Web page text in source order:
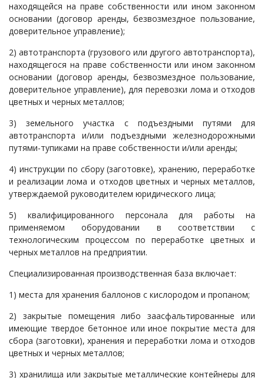
находящейся на праве собственности или ином законном
основании (договор аренды, безвозмездное пользование,
доверительное управление);
2) автотранспорта (грузового или другого автотранспорта),
находящегося на праве собственности или ином законном
основании (договор аренды, безвозмездное пользование,
доверительное управление), для перевозки лома и отходов
цветных и черных металлов;
3) земельного участка с подъездными путями для
автотранспорта и/или подъездными железнодорожными
путями-тупиками на праве собственности и/или аренды;
4) инструкции по сбору (заготовке), хранению, переработке
и реализации лома и отходов цветных и черных металлов,
утверждаемой руководителем юридического лица;
5) квалифицированного персонала для работы на
применяемом оборудовании в соответствии с
технологическим процессом по переработке цветных и
черных металлов на предприятии.
Специализированная производственная база включает:
1) места для хранения баллонов с кислородом и пропаном;
2) закрытые помещения либо заасфальтированные или
имеющие твердое бетонное или иное покрытие места для
сбора (заготовки), хранения и переработки лома и отходов
цветных и черных металлов;
3) хранилища или закрытые металлические контейнеры для